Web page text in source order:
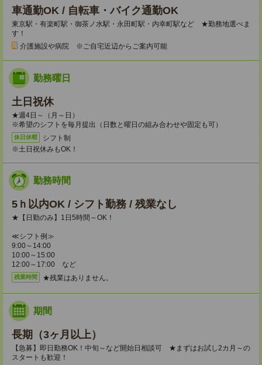
車通勤OK / 自転車・バイク通勤OK
東京駅・有楽町駅・御茶ノ水駅・永田町駅・内幸町駅など ★勤務地選べま
す！
介護施設や病院 ※ご自宅近辺からご案内可能
勤務曜日
土日祝休
★週4日～（月～日）
※希望のシフトを毎月提出（日数と曜日の組み合わせや固定も可）
休日休暇
シフト制
※土日祝休みもOK！
勤務時間
5ｈ以内OK / シフト勤務 / 残業なし
★【日勤のみ】1日5時間～OK！
≪シフト例≫
9:00～14:00
10:00～15:00
12:00～17:00 など
残業時間 ★残業はありません。
期間
長期（3ヶ月以上）
【急募】即日勤務OK！中旬～など開始日相談可 ★まずはお試し2カ月～の
スタートも歓迎！